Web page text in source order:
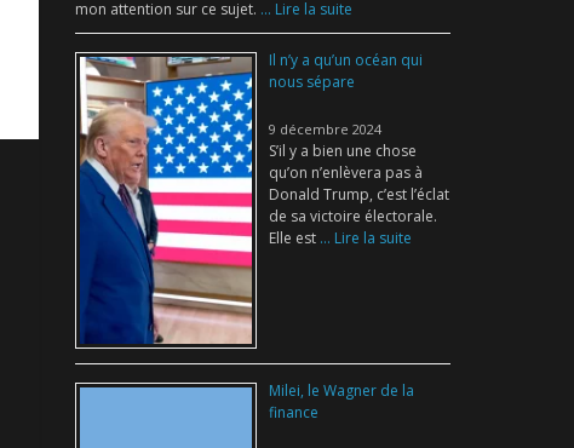
mon attention sur ce sujet. ... Lire la suite
Il n’y a qu’un océan qui
nous sépare
9 décembre 2024
S’il y a bien une chose
qu’on n’enlèvera pas à
Donald Trump, c’est l’éclat
de sa victoire électorale.
Elle est ... Lire la suite
Milei, le Wagner de la
finance